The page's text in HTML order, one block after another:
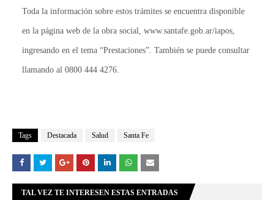
Toda la información sobre estos trámites se encuentra disponible
en la página web de la obra social, www.santafe.gob.ar/iapos,
ingresando en el tema “Prestaciones”. También se puede consultar
llamando al 0800 444 4276.
Tags Destacada Salud Santa Fe
TAL VEZ TE INTERESEN ESTAS ENTRADAS